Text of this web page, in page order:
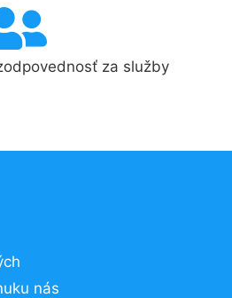
za služby
nás